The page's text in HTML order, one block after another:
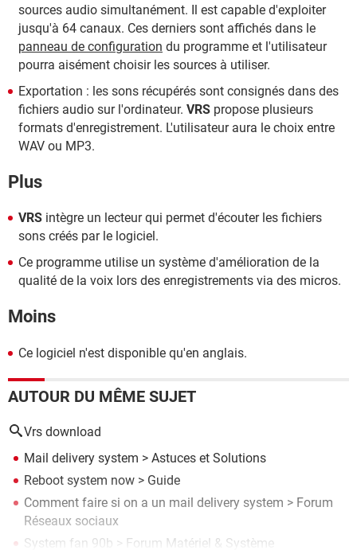
sources audio simultanément. Il est capable d'exploiter
jusqu'à 64 canaux. Ces derniers sont affichés dans le
panneau de configuration du programme et l'utilisateur
pourra aisément choisir les sources à utiliser.
Exportation : les sons récupérés sont consignés dans des
fichiers audio sur l'ordinateur. VRS propose plusieurs
formats d'enregistrement. L'utilisateur aura le choix entre
WAV ou MP3.
Plus
VRS intègre un lecteur qui permet d'écouter les fichiers
sons créés par le logiciel.
Ce programme utilise un système d'amélioration de la
qualité de la voix lors des enregistrements via des micros.
Moins
Ce logiciel n'est disponible qu'en anglais.
AUTOUR DU MÊME SUJET
Vrs download
Mail delivery system > Astuces et Solutions
Reboot system now > Guide
Comment faire si on a un mail delivery system > Forum
Réseaux sociaux
System fan 90b > Forum Matériel & Système